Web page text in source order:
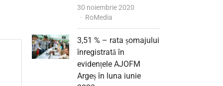
30 noiembrie 2020
Author
RoMedia
3,51 % – rata șomajului
înregistrată în
evidențele AJOFM
Argeș în luna iunie